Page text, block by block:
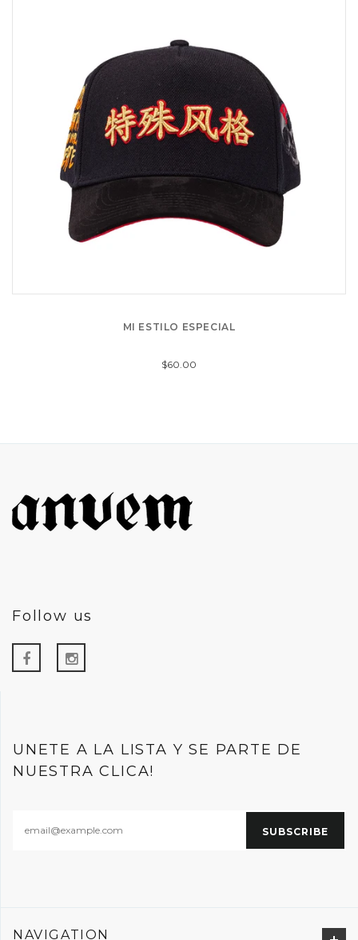
MI ESTILO ESPECIAL
$60.00
Follow us
UNETE A LA LISTA Y SE PARTE DE
NUESTRA CLICA!
NAVIGATION